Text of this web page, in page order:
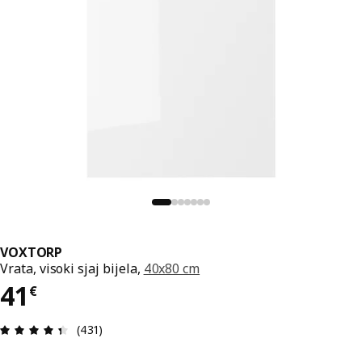
VOXTORP
Vrata, visoki sjaj bijela, 40x80 cm
41 €
Cijena 41€
Ocjena i recenzija: 4.4 od 5 zvjezdica. Ukupno
(431)